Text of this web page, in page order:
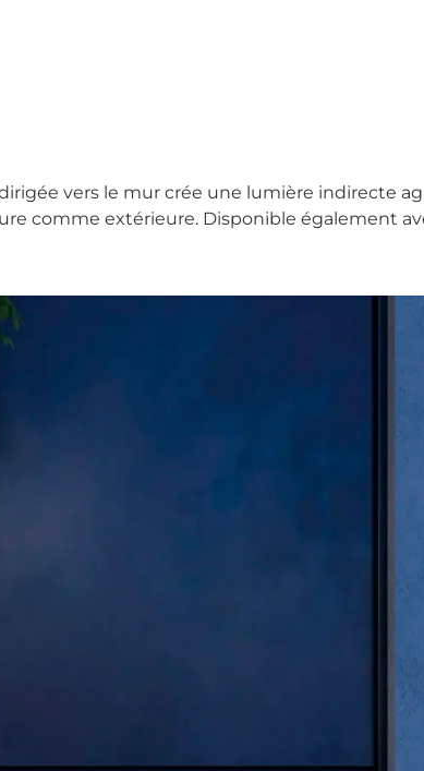
vers le mur crée une lumière indirecte
comme extérieure. Disponible également